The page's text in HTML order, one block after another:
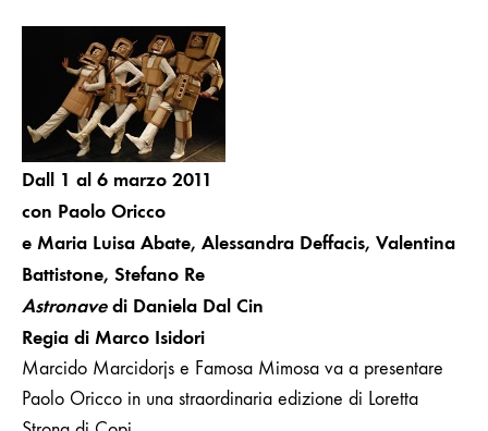
Dall 1 al 6 marzo 2011
con Paolo Oricco
e Maria Luisa Abate, Alessandra Deffacis, Valentina
Battistone, Stefano Re
Astronavedi Daniela Dal Cin
Regia di Marco Isidori
Marcido Marcidorjs e Famosa Mimosa va a presentare
Paolo Oricco in una straordinaria edizione di Loretta